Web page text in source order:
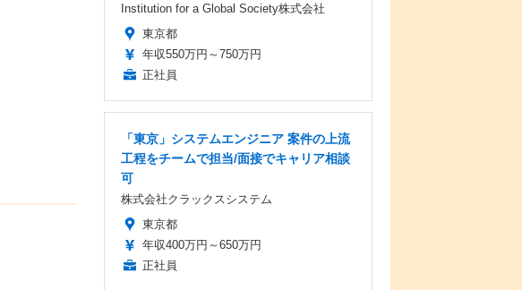
Institution for a Global Society株式会社
東京都
年収550万円～750万円
正社員
「東京」システムエンジニア 案件の上流
工程をチームで担当/面接でキャリア相談
可
株式会社クラックスシステム
東京都
年収400万円～650万円
正社員